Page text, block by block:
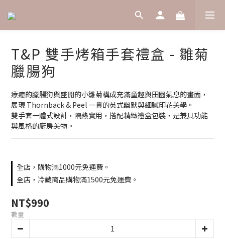
T&P 雙手烤箱手套禮盒 - 雛菊
臘腸狗
療癒的臘腸狗與盛開的小雛菊構成充滿童趣與田園氣息的畫面，
展現 Thornback & Peel 一貫的英式幽默與細膩印花美學。
雙手套一體式設計，隔熱實用，搭配精緻禮盒包裝，是兼具功能
與風格的廚房美物。
全店，購物滿1000元免運費。
全店，冷藏商品購物滿1500元免運費。
NT$990
數量